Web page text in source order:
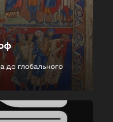
до глобального